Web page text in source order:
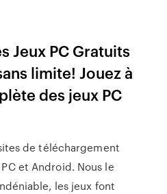
Jeux PC Gratuits
limite! Jouez à
des jeux PC
de téléchargement
et Android. Nous le
les jeux font